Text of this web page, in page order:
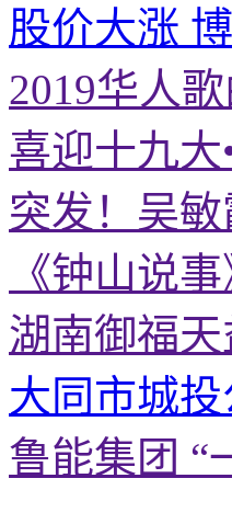
股价大涨
2019华人
喜迎十九
突发！吴
《钟山说
湖南御福
大同市城
鲁能集团 “